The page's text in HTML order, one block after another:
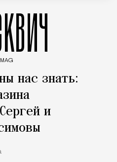
MAG
нас знать:
и